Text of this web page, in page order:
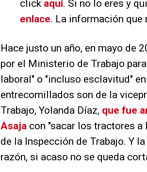
click aquí. Si no lo eres y
enlace. La información que
Hace justo un año, en mayo de
por el Ministerio de Trabajo
laboral" o "incluso esclavitud"
entrecomillados son de la
Trabajo, Yolanda Díaz, que fue
Asaja con "sacar los tractores
de la Inspección de Trabajo. Y
razón, si acaso no se queda